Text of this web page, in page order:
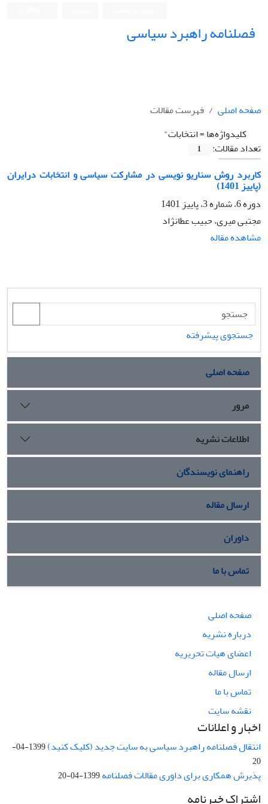
فصلنامه راهبرد سیاسی
صفحه اصلی
فهرست مقالات
کلیدواژه‌ها =انتخابات"
تعداد مقالات:
1
کاربرد روش سناریو نویسی در مشارکت سیاسی و انتخابات درایران
(پاییز 1401)
دوره 6، شماره 3، پاییز 1401
مجتبی میری، حبیب عطانژاد
مشاهده مقاله
جستجوی پیشرفته
صفحه اصلی
مرور
اطلاعات نشریه
راهنمای نویسندگان
ارسال مقاله
داوران
تماس با ما
صفحه اصلی
درباره نشریه
اعضای هیات تحریریه
ارسال مقاله
تماس با ما
نقشه سایت
اخبار و اعلانات
انتقال فصلنامه راهبرد سیاسی به سایت جدید (کلیک کنید)
1399-04-
20
پذیرش همکاری برای داوری مقالات فصلنامه1399-04-20
اشتراک خبرنامه